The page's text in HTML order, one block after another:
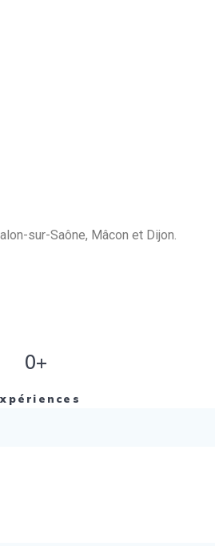
sur-Saône, Mâcon et Dijon.
0+